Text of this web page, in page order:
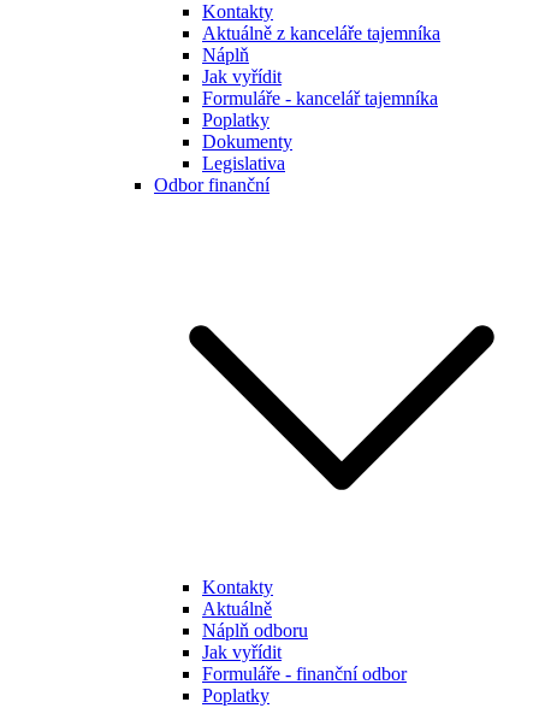
Kontakty
Aktuálně z kanceláře tajemníka
Náplň
Jak vyřídit
Formuláře - kancelář tajemníka
Poplatky
Dokumenty
Legislativa
Odbor finanční
Kontakty
Aktuálně
Náplň odboru
Jak vyřídit
Formuláře - finanční odbor
Poplatky